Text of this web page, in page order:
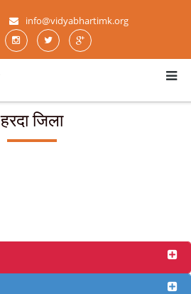
info@vidyabhartimk.org
हरदा जिला